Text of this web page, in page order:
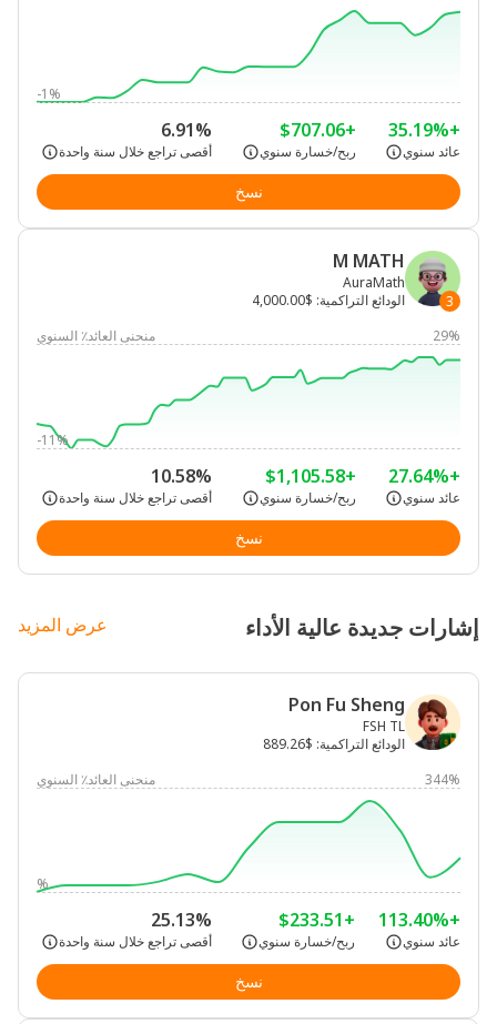
-1%
+35.19%
عائد سنوي
+$707.06
ربح/خسارة سنوي
6.91%
أقصى تراجع خلال سنة واحدة
نسخ
3
M MATH
AuraMath
الودائع التراكمية:
$4,000.00
29%
منحنى العائد٪ السنوي
-11%
+27.64%
عائد سنوي
+$1,105.58
ربح/خسارة سنوي
10.58%
أقصى تراجع خلال سنة واحدة
نسخ
إشارات جديدة عالية الأداء عرض المزيد
Pon Fu Sheng
FSH TL
الودائع التراكمية:
$889.26
344%
منحنى العائد٪ السنوي
%
+113.40%
عائد سنوي
+$233.51
ربح/خسارة سنوي
25.13%
أقصى تراجع خلال سنة واحدة
نسخ